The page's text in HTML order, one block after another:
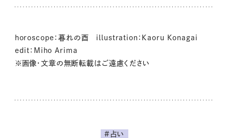
horoscope：暮れの酉 illustration：Kaoru Konagai
edit：Miho Arima
※画像・文章の無断転載はご遠慮ください
#占い